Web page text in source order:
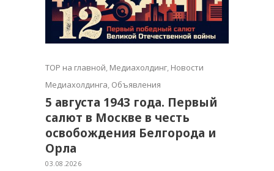
TOP на главной, Медиахолдинг, Новости
Медиахолдинга, Объявления
5 августа 1943 года. Первый
салют в Москве в честь
освобождения Белгорода и
Орла
03.08.2026